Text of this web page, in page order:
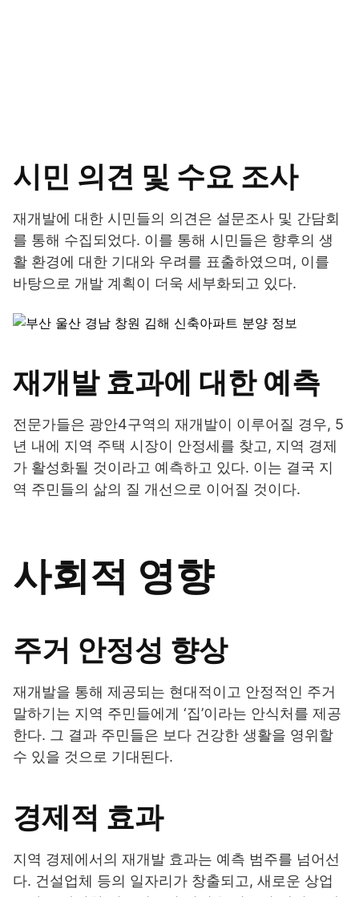
시민 의견 및 수요 조사
재개발에 대한 시민들의 의견은 설문조사 및 간담회
를 통해 수집되었다. 이를 통해 시민들은 향후의 생
활 환경에 대한 기대와 우려를 표출하였으며, 이를
바탕으로 개발 계획이 더욱 세부화되고 있다.
재개발 효과에 대한 예측
전문가들은 광안4구역의 재개발이 이루어질 경우, 5
년 내에 지역 주택 시장이 안정세를 찾고, 지역 경제
가 활성화될 것이라고 예측하고 있다. 이는 결국 지
역 주민들의 삶의 질 개선으로 이어질 것이다.
사회적 영향
주거 안정성 향상
재개발을 통해 제공되는 현대적이고 안정적인 주거
말하기는 지역 주민들에게 ‘집’이라는 안식처를 제공
한다. 그 결과 주민들은 보다 건강한 생활을 영위할
수 있을 것으로 기대된다.
경제적 효과
지역 경제에서의 재개발 효과는 예측 범주를 넘어선
다. 건설업체 등의 일자리가 창출되고, 새로운 상업